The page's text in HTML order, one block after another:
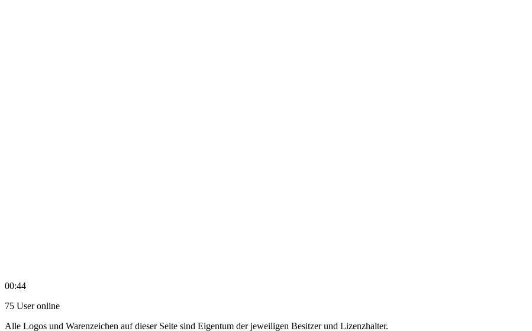
00:44
75 User online
Alle Logos und Warenzeichen auf dieser Seite sind Eigentum der jeweiligen Besitzer und Lizenzhalter.